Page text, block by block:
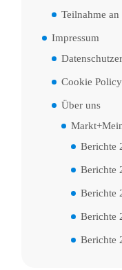
Teilnahme
Impressum
Cookie Policy
Über uns
Berichte
Berichte
Berichte
Berichte
Berichte